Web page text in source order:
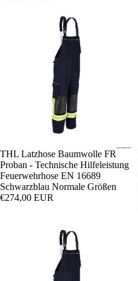
THL Latzhose Baumwolle FR
Proban - Technische Hilfeleistung
Feuerwehrhose EN 16689
Schwarzblau Normale Größen
€274,00 EUR